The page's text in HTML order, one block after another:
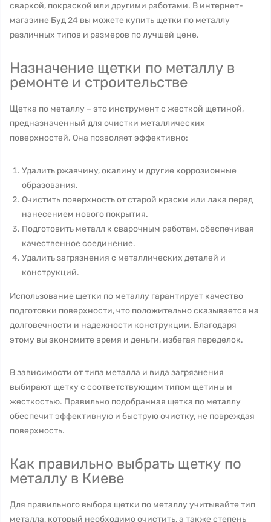
сваркой, покраской или другими работами. В интернет-
магазине Буд 24 вы можете купить щетки по металлу
различных типов и размеров по лучшей цене.
Назначение щетки по металлу в
ремонте и строительстве
Щетка по металлу – это инструмент с жесткой щетиной,
предназначенный для очистки металлических
поверхностей. Она позволяет эффективно:
Удалить ржавчину, окалину и другие коррозионные
образования.
Очистить поверхность от старой краски или лака перед
нанесением нового покрытия.
Подготовить металл к сварочным работам, обеспечивая
качественное соединение.
Удалить загрязнения с металлических деталей и
конструкций.
Использование щетки по металлу гарантирует качество
подготовки поверхности, что положительно сказывается на
долговечности и надежности конструкции. Благодаря
этому вы экономите время и деньги, избегая переделок.
В зависимости от типа металла и вида загрязнения
выбирают щетку с соответствующим типом щетины и
жесткостью. Правильно подобранная щетка по металлу
обеспечит эффективную и быструю очистку, не повреждая
поверхность.
Как правильно выбрать щетку по
металлу в Киеве
Для правильного выбора щетки по металлу учитывайте тип
металла, который необходимо очистить, а также степень